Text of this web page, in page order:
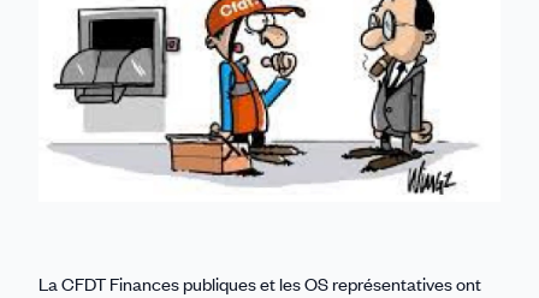
La CFDT Finances publiques et les OS représentatives ont